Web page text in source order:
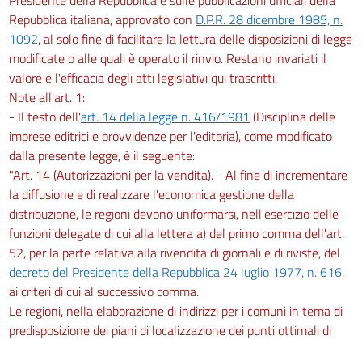
Repubblica italiana, approvato con D.P.R. 28 dicembre 1985, n.
1092, al solo fine di facilitare la lettura delle disposizioni di legge
modificate o alle quali è operato il rinvio. Restano invariati il
valore e l'efficacia degli atti legislativi qui trascritti.
Note all'art. 1:
- Il testo dell'art. 14 della legge n. 416/1981 (Disciplina delle
imprese editrici e provvidenze per l'editoria), come modificato
dalla presente legge, è il seguente:
"Art. 14 (Autorizzazioni per la vendita). - Al fine di incrementare
la diffusione e di realizzare l'economica gestione della
distribuzione, le regioni devono uniformarsi, nell'esercizio delle
funzioni delegate di cui alla lettera a) del primo comma dell'art.
52, per la parte relativa alla rivendita di giornali e di riviste, del
decreto del Presidente della Repubblica 24 luglio 1977, n. 616,
ai criteri di cui al successivo comma.
Le regioni, nella elaborazione di indirizzi per i comuni in tema di
predisposizione dei piani di localizzazione dei punti ottimali di